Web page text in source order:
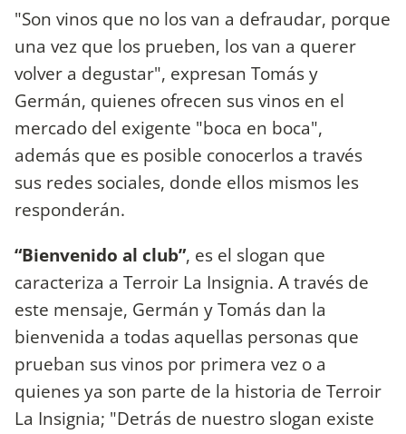
"Son vinos que no los van a defraudar, porque
una vez que los prueben, los van a querer
volver a degustar", expresan Tomás y
Germán, quienes ofrecen sus vinos en el
mercado del exigente "boca en boca",
además que es posible conocerlos a través
sus redes sociales, donde ellos mismos les
responderán.
“Bienvenido al club”, es el slogan que
caracteriza a Terroir La Insignia. A través de
este mensaje, Germán y Tomás dan la
bienvenida a todas aquellas personas que
prueban sus vinos por primera vez o a
quienes ya son parte de la historia de Terroir
La Insignia; "Detrás de nuestro slogan existe